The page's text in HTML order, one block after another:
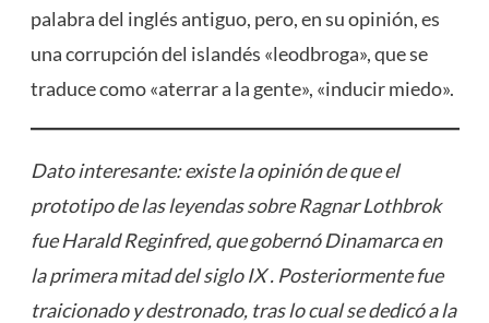
palabra del inglés antiguo, pero, en su opinión, es
una corrupción del islandés «leodbroga», que se
traduce como «aterrar a la gente», «inducir miedo».
Dato interesante: existe la opinión de que el
prototipo de las leyendas sobre Ragnar Lothbrok
fue Harald Reginfred, que gobernó Dinamarca en
la primera mitad del siglo IX . Posteriormente fue
traicionado y destronado, tras lo cual se dedicó a la